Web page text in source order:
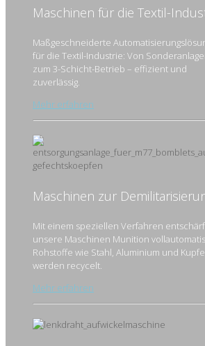
Maschinen für die Textil-
Maßgeschneiderte
für die Textil-Industrie: Von
zum 3-Schicht-Betrieb – effizient und
zuverlässig.
Mehr erfahren
Maschinen zur
Mit einem speziellen Verfahren
unsere Maschinen Munition
Rohstoffe wie Stahl, Aluminium und
werden recycelt.
Mehr erfahren